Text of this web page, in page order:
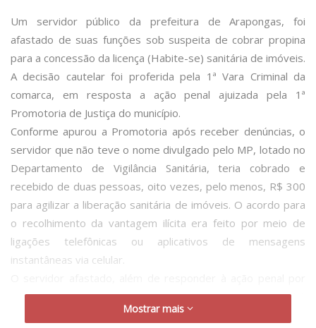
Um servidor público da prefeitura de Arapongas, foi
afastado de suas funções sob suspeita de cobrar propina
para a concessão da licença (Habite-se) sanitária de imóveis.
A decisão cautelar foi proferida pela 1ª Vara Criminal da
comarca, em resposta a ação penal ajuizada pela 1ª
Promotoria de Justiça do município.
Conforme apurou a Promotoria após receber denúncias, o
servidor que não teve o nome divulgado pelo MP, lotado no
Departamento de Vigilância Sanitária, teria cobrado e
recebido de duas pessoas, oito vezes, pelo menos, R$ 300
para agilizar a liberação sanitária de imóveis. O acordo para
o recolhimento da vantagem ilícita era feito por meio de
ligações telefônicas ou aplicativos de mensagens
instantâneas via celular.
oito crimes de corrupção passiva, foi acionado em ação civil
pública de improbidade administrativa pelos mesmos fatos.
Mostrar mais